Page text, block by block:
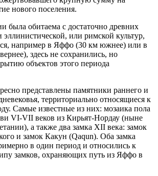
нового поселения.
была обитаема с достаточно древних
или римской культур,
например в Яффо (30 км южнее) или в
здесь не сохранились, но
объектов этого периода
представлены памятники раннего и
территориально относящиеся к
Самые известные из них: мозаика пола
VI-VII веков из Кирьят-Нордау (ныне
а также два замка XII века: замок
и замок Какун (Qaqun). Оба замка
в один период и относились к
замков, охраняющих путь из Яффо в